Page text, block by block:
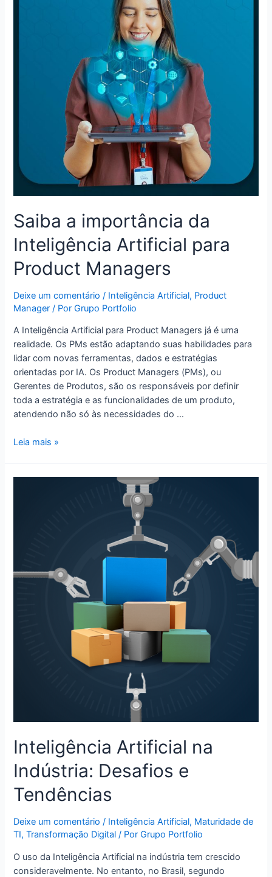
Saiba a importância da
Inteligência Artificial para
Product Managers
Deixe um comentário / Inteligência Artificial, Product
Manager / PorGrupo Portfolio
A Inteligência Artificial para Product Managers já é uma
realidade. Os PMs estão adaptando suas habilidades para
lidar com novas ferramentas, dados e estratégias
orientadas por IA. Os Product Managers (PMs), ou
Gerentes de Produtos, são os responsáveis por definir
toda a estratégia e as funcionalidades de um produto,
atendendo não só às necessidades do …
Leia mais »
Inteligência Artificial na
Indústria: Desafios e
Tendências
Deixe um comentário / Inteligência Artificial, Maturidade de
TI,Transformação Digital / PorGrupo Portfolio
O uso da Inteligência Artificial na indústria tem crescido
consideravelmente. No entanto, no Brasil, segundo